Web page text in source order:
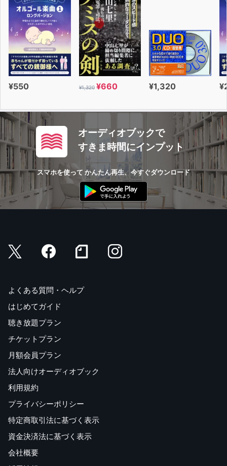
適当に自分なりにやってみる
昨日の自分に助けてもらう
コツコツは未来への積み立て貯金
ひとりで遠くまで行く方法
継続を阻む最大の敵は「大きな達成」
Chapter５ 続けることで「夢中になれること」を見つけ
る
「何のため」ではなく「何となく」を大事にする
「苦手」は「好き」の入り口かもしれない
「自分だけのこだわり」を記録する
「ふつうのこと」をただ記録する
好きなものを好きでいるための努力
Chapter６ 続けたなかで「見つけたもの」
１日５分で「できない」を「できる」に変える
意味はあとからわかってくる
「１日１冊本を読む」という難関を攻略する
¥550 ¥1,320 ¥660 ¥1,320
オーディオブックで
すきま時間にインプット
スマホを使って かんたん再生、今すぐダウンロード
よくある質問・ヘルプ
はじめてガイド
聴き放題プラン
チケットプラン
月額会員プラン
法人向けオーディオブック
利用規約
プライバシーポリシー
特定商取引法に基づく表示
資金決済法に基づく表示
会社概要